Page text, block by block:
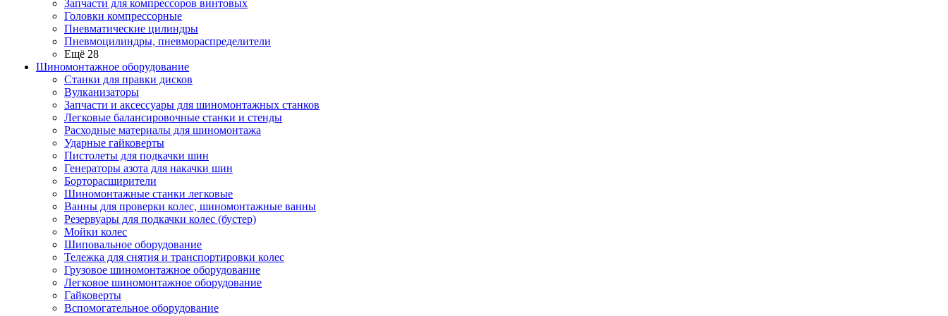
Запчасти для компрессоров винтовых
Головки компрессорные
Пневматические цилиндры
Пневмоцилиндры, пневмораспределители
Ещё 28
Шиномонтажное оборудование
Станки для правки дисков
Вулканизаторы
Запчасти и аксессуары для шиномонтажных станков
Легковые балансировочные станки и стенды
Расходные материалы для шиномонтажа
Ударные гайковерты
Пистолеты для подкачки шин
Генераторы азота для накачки шин
Борторасширители
Шиномонтажные станки легковые
Ванны для проверки колес, шиномонтажные ванны
Резервуары для подкачки колес (бустер)
Мойки колес
Шиповальное оборудование
Тележка для снятия и транспортировки колес
Грузовое шиномонтажное оборудование
Легковое шиномонтажное оборудование
Гайковерты
Вспомогательное оборудование